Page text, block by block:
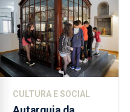
CULTURA E SOCIAL